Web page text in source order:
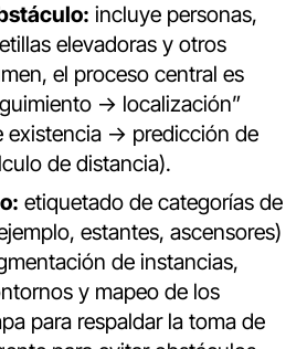
incluye personas,
elevadoras y otros
el proceso central es
→ localización”
existencia → predicción de
de distancia).
etiquetado de categorías de
estantes, ascensores)
de instancias,
y mapeo de los
para respaldar la toma de